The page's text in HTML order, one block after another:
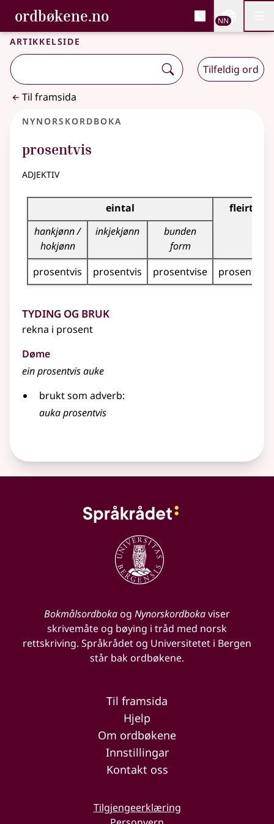
Gå til hovudinnhald
Tilgjenge
ordbøkene.no, Bokmålsordboka og
Bokmålsordboka og Nynorskordboka
NN
Artikkelside
Tilfeldig ord
Til framsida
Nynorskordboka
prosentvis
adjektiv
Bøyningstabell for dette adjektivet
eintal
fleirtal
hankjønn /
hokjønn
inkjekjønn
bunden
form
prosentvis
prosentvis prosentvise prosentvise
Tyding og bruk
rekna i prosent
Døme
ein prosentvis auke
brukt som adverb:
auka prosentvis
Bokmålsordbokaog Nynorskordbokaviser
skrivemåte og bøying i tråd med norsk
rettskriving. Språkrådet og Universitetet i Bergen
står bak ordbøkene.
Til framsida
Hjelp
Om ordbøkene
Innstillingar
Kontakt oss
Tilgjengeerklæring